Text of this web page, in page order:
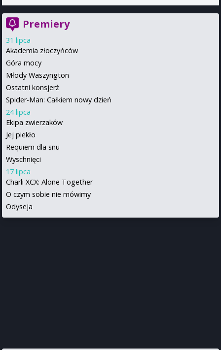
Premiery
31 lipca
Akademia złoczyńców
Góra mocy
Młody Waszyngton
Ostatni konsjerż
Spider-Man: Całkiem nowy dzień
24 lipca
Ekipa zwierzaków
Jej piekło
Requiem dla snu
Wyschnięci
17 lipca
Charli XCX: Alone Together
O czym sobie nie mówimy
Odyseja